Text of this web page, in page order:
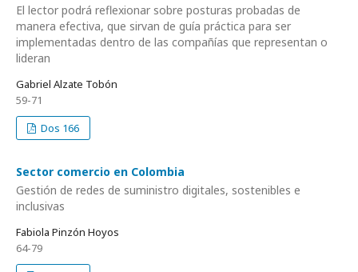
El lector podrá reflexionar sobre posturas probadas de
manera efectiva, que sirvan de guía práctica para ser
implementadas dentro de las compañías que representan o
lideran
Gabriel Alzate Tobón
59-71
Dos 166
Sector comercio en Colombia
Gestión de redes de suministro digitales, sostenibles e
inclusivas
Fabiola Pinzón Hoyos
64-79